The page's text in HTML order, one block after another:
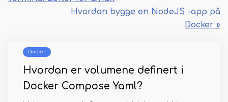
Hvordan bygge en NodeJS -app på
Docker »
Docker
Hvordan er volumene definert i
Docker Compose Yaml?